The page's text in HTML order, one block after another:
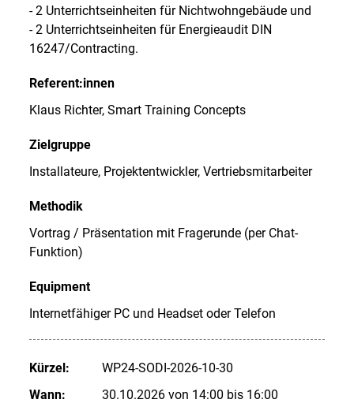
- 2 Unterrichtseinheiten für Nichtwohngebäude und
- 2 Unterrichtseinheiten für Energieaudit DIN
16247/Contracting.
Referent:innen
Klaus Richter, Smart Training Concepts
Zielgruppe
Installateure, Projektentwickler, Vertriebsmitarbeiter
Methodik
Vortrag / Präsentation mit Fragerunde (per Chat-
Funktion)
Equipment
Internetfähiger PC und Headset oder Telefon
Kürzel:
WP24-SODI-2026-10-30
Wann:
30.10.2026 von 14:00 bis 16:00